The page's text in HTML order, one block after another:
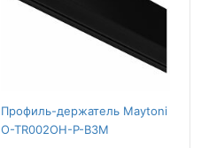
Профиль-держатель Maytoni
O-TR002OH-P-B3M